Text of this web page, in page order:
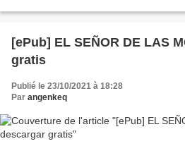
[ePub] EL SEÑOR DE LAS
gratis
Publié le 23/10/2021 à 18:28
Par angenkeq